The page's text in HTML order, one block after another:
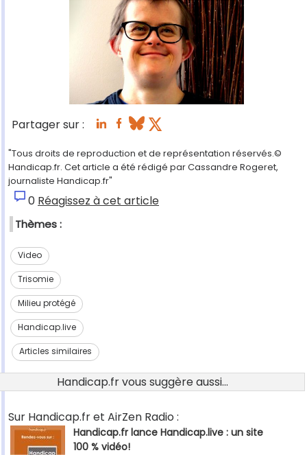
Partager sur :
"Tous droits de reproduction et de représentation réservés.©
Handicap.fr. Cet article a été rédigé par Cassandre Rogeret,
journaliste Handicap.fr"
0 Réagissez à cet article
Thèmes :
Video
Trisomie
Milieu protégé
Handicap.live
Articles similaires
Handicap.fr vous suggère aussi...
Sur Handicap.fr et AirZen Radio :
Handicap.fr lance Handicap.live : un site
100 % vidéo!